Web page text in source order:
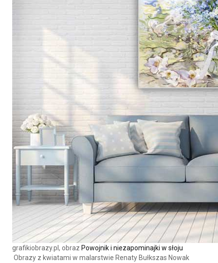
grafikiobrazy.pl, obraz Powojnik i niezapominajki w słoju
Obrazy z kwiatami w malarstwie Renaty Bułkszas Nowak